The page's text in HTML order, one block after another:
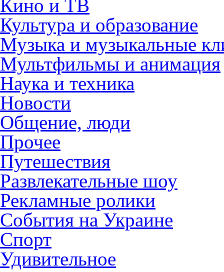
Кино и ТВ
Культура и образование
Музыка и музыкальные
Мультфильмы и анимация
Наука и техника
Новости
Общение, люди
Прочее
Путешествия
Развлекательные шоу
Рекламные ролики
События на Украине
Спорт
Удивительное